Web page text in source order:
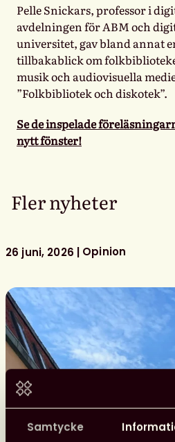
Samtycke
Pelle Snickars, professor i
avdelningen för ABM och
universitet, gav bland annat
tillbakablick om
musik och audiovisuella
”Folkbibliotek och diskotek”.
Se de inspelade
nytt fönster!
Fler nyheter
26 juni, 2026 Opinion